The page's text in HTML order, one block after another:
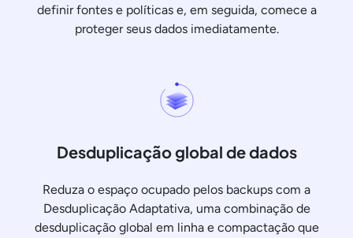
definir fontes e políticas e, em seguida, comece a
proteger seus dados imediatamente.
Desduplicação global de dados
Reduza o espaço ocupado pelos backups com a
Desduplicação Adaptativa, uma combinação de
desduplicação global em linha e compactação que